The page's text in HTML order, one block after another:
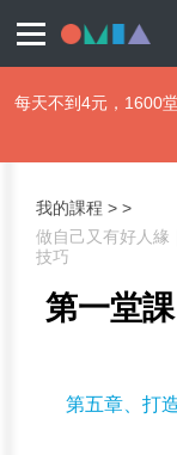
每天不到4元，1600
我的課程 >
做自己又有好人緣
技巧
第一堂
第五章、打